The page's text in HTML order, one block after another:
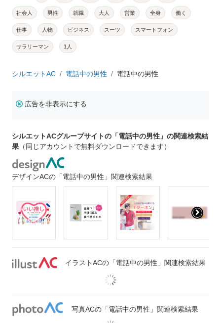
社会人 男性 就職 大人 営業 全身 働く
仕事 人物 ビジネス スーツ スマートフォン
サラリーマン 1人
シルエットAC 電話中の男性 電話中の男性
広告を非表示にする
シルエットACグループサイトの「電話中の男性」の関連検索結
果 （同じアカウントで無料ダウンロードできます）
デザインACの「電話中の男性」関連検索結果
イラストACの「電話中の男性」関連検索結果
写真ACの「電話中の男性」関連検索結果